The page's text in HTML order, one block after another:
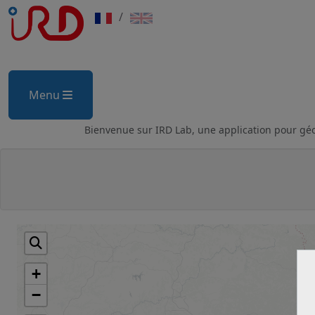
Menu
/
Bienvenue sur IRD Lab, une application pour
+
−